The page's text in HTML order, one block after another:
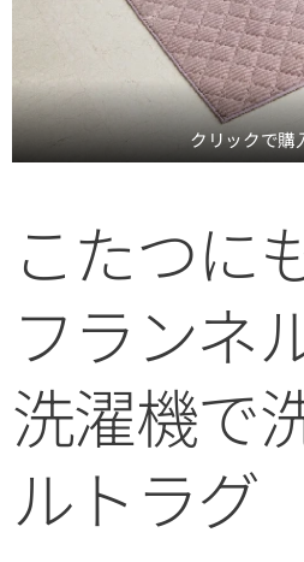
クリックで購
こたつに
フランネ
洗濯機で
ルトラグ